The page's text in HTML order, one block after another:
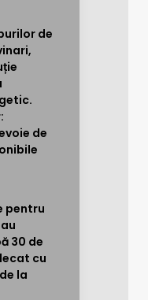
de
de
pentru
30 de
cu
la